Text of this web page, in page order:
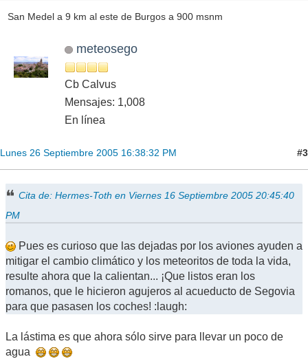
San Medel a 9 km al este de Burgos a 900 msnm
meteosego
Cb Calvus
Mensajes: 1,008
En línea
Lunes 26 Septiembre 2005 16:38:32 PM #3
Cita de: Hermes-Toth en Viernes 16 Septiembre 2005 20:45:40
PM
Pues es curioso que las dejadas por los aviones ayuden a
mitigar el cambio climático y los meteoritos de toda la vida,
resulte ahora que la calientan... ¡Que listos eran los
romanos, que le hicieron agujeros al acueducto de Segovia
para que pasasen los coches! :laugh:
La lástima es que ahora sólo sirve para llevar un poco de
agua